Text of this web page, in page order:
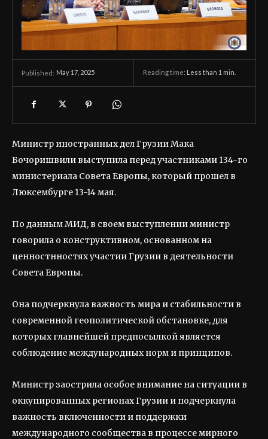
Published: May 17, 2025 Reading time: Less than 1 min.
Министр иностранных дел Грузии Мака
Бочоришвили выступила перед участниками 134-го
министериала Совета Европы, который прошел в
Люксембурге 13-14 мая.
По данным МИД, в своем выступлении министр
говорила о конструктивном, основанном на
ценностнностях участии Грузии в деятельности
Совета Европы.
Она подчеркнула важность мира и стабильности в
современной геополитической обстановке, для
которых главнейшей предпосылкой является
соблюдение международных норм и принципов.
Министр заострила особое внимание на ситуации в
оккупированных регионах Грузии и подчеркнула
важность включенности и поддержки
международного сообщества в процессе мирного